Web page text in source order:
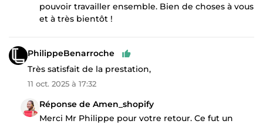
pouvoir travailler ensemble. Bien de choses à vous
et à très bientôt !
PhilippeBenarroche
Très satisfait de la prestation,
11 oct. 2025 à 17:32
Réponse de Amen_shopify
Merci Mr Philippe pour votre retour. Ce fut un